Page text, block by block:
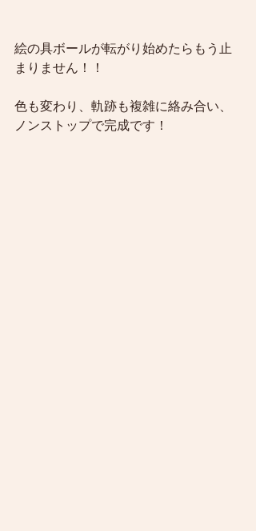
絵の具ボールが転がり始めたらもう止
まりません！！
色も変わり、軌跡も複雑に絡み合い、
ノンストップで完成です！